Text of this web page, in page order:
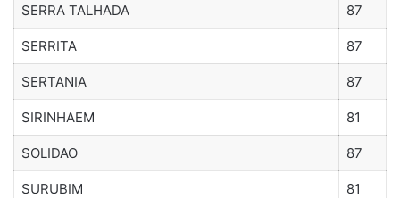
SERRA TALHADA 87
SERRITA 87
SERTANIA 87
SIRINHAEM 81
SOLIDAO 87
SURUBIM 81